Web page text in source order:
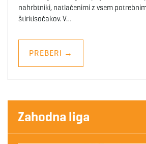
nahrbtniki, natlačenimi z vsem
štiritisočakov. V…
PREBERI →
Zahodna liga